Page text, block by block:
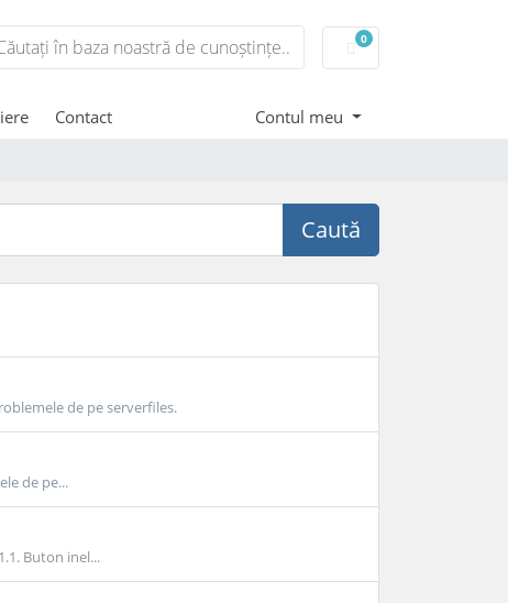
0
Coș de cumpărături
Contact Contul meu
Caută
de pe serverfiles.
de pe...
Buton inel...